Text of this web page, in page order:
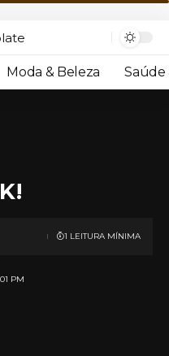
Moda & Beleza Saúde
PM
1 LEITURA MÍNIMA